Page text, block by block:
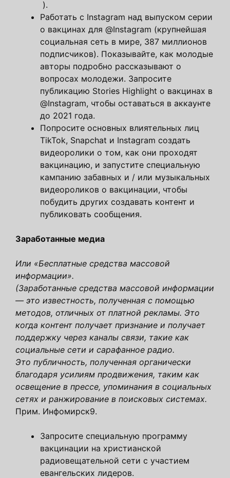
).
Работать с Instagram над выпуском серии
о вакцинах для @Instagram (крупнейшая
социальная сеть в мире, 387 миллионов
подписчиков). Показывайте, как молодые
авторы подробно рассказывают о
вопросах молодежи. Запросите
публикацию Stories Highlight о вакцинах в
@Instagram, чтобы оставаться в аккаунте
до 2021 года.
Попросите основных влиятельных лиц
TikTok, Snapchat и Instagram создать
видеоролики о том, как они проходят
вакцинацию, и запустите специальную
кампанию забавных и / или музыкальных
видеороликов о вакцинации, чтобы
побудить других создавать контент и
публиковать сообщения.
Заработанные медиа
Или «Бесплатные средства массовой
информации».
(Заработанные средства массовой информации
— это известность, полученная с помощью
методов, отличных от платной рекламы. Это
когда контент получает признание и получает
поддержку через каналы связи, такие как
социальные сети и сарафанное радио.
Это публичность, полученная органически
благодаря усилиям продвижения, таким как
освещение в прессе, упоминания в социальных
сетях и ранжирование в поисковых системах.
Прим. Инфомирск9.
Запросите специальную программу
вакцинации на христианской
радиовещательной сети с участием
евангельских лидеров.